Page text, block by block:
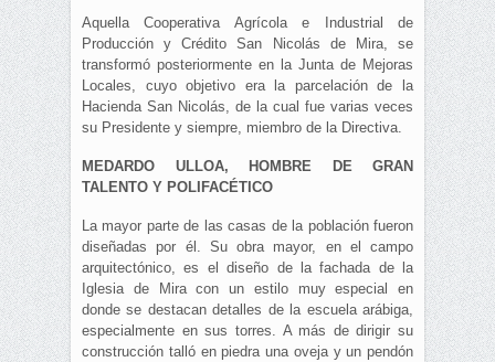
Aquella Cooperativa Agrícola e Industrial de
Producción y Crédito San Nicolás de Mira, se
transformó posteriormente en la Junta de Mejoras
Locales, cuyo objetivo era la parcelación de la
Hacienda San Nicolás, de la cual fue varias veces
su Presidente y siempre, miembro de la Directiva.
MEDARDO ULLOA, HOMBRE DE GRAN
TALENTO Y POLIFACÉTICO
La mayor parte de las casas de la población fueron
diseñadas por él. Su obra mayor, en el campo
arquitectónico, es el diseño de la fachada de la
Iglesia de Mira con un estilo muy especial en
donde se destacan detalles de la escuela arábiga,
especialmente en sus torres. A más de dirigir su
construcción talló en piedra una oveja y un pendón